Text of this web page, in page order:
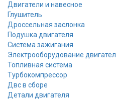
Двигатели и навесное
Глушитель
Дроссельная заслонка
Подушка двигателя
Система зажигания
Электрооборудование
Топливная система
Турбокомпрессор
Двс в сборе
Детали двигателя